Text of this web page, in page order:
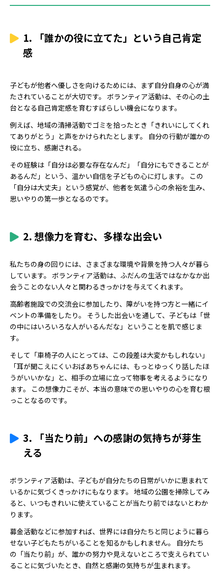
まとめ
1. 「誰かの役に立てた」という自己肯定
感
子どもが他者へ優しさを向けるためには、まず自分自身の心が満
たされていることが大切です。 ボランティア活動は、その心の土
台となる自己肯定感を育むすばらしい機会になります。
例えば、地域の清掃活動でゴミを拾ったとき「きれいにしてくれ
てありがとう」と声をかけられたとします。 自分の行動が誰かの
役に立ち、感謝される。
その経験は「自分は必要な存在なんだ」「自分にもできることが
あるんだ」という、温かい自信を子どもの心に灯します。 この
「自分は大丈夫」という感覚が、他者を気遣う心の余裕を生み、
思いやりの第一歩となるのです。
2. 想像力を育む、多様な出会い
私たちの身の回りには、さまざまな環境や背景を持つ人々が暮ら
しています。 ボランティア活動は、ふだんの生活ではなかなか出
会うことのない人々と関わるきっかけを与えてくれます。
高齢者施設での交流会に参加したり、障がいを持つ方と一緒にイ
ベントの準備をしたり。 そうした出会いを通して、子どもは「世
の中にはいろいろな人がいるんだな」ということを肌で感じま
す。
そして「車椅子の人にとっては、この段差は大変かもしれない」
「耳が聞こえにくいおばあちゃんには、もっとゆっくり話したほ
うがいいかな」と、相手の立場に立って物事を考えるようになり
ます。 この想像力こそが、本当の意味での思いやりの心を育む根
っことなるのです。
3. 「当たり前」への感謝の気持ちが芽生
える
ボランティア活動は、子どもが自分たちの日常がいかに恵まれて
いるかに気づくきっかけにもなります。 地域の公園を掃除してみ
ると、いつもきれいに使えていることが当たり前ではないとわか
ります。
募金活動などに参加すれば、世界には自分たちと同じように暮ら
せない子どもたちがいることを知るかもしれません。 自分たち
の「当たり前」が、誰かの努力や見えないところで支えられてい
ることに気づいたとき、自然と感謝の気持ちが生まれます。